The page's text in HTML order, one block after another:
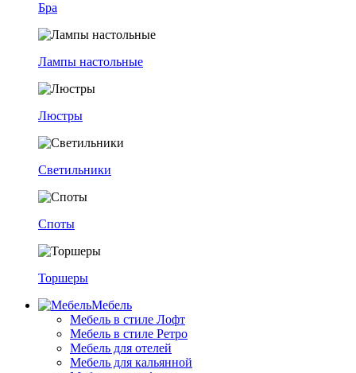
Бра
Лампы настольные
Люстры
Светильники
Споты
Торшеры
Мебель
Мебель в стиле Лофт
Мебель в стиле Ретро
Мебель для отелей
Мебель для кальянной